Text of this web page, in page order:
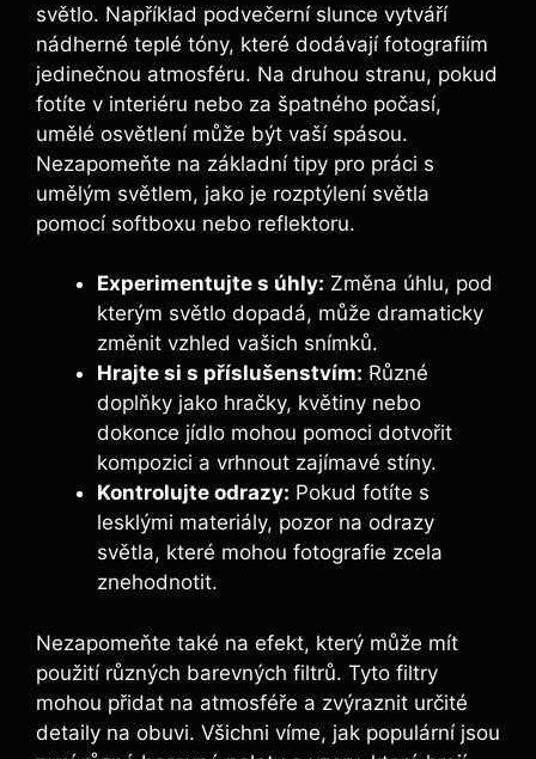
světlo. Například podvečerní slunce vytváří
nádherné teplé tóny, které dodávají fotografiím
jedinečnou atmosféru. Na druhou stranu, pokud
fotíte v interiéru nebo za špatného počasí,
umělé osvětlení může být vaší spásou.
Nezapomeňte na základní tipy pro práci s
umělým světlem, jako je rozptýlení světla
pomocí softboxu nebo reflektoru.
Experimentujte s úhly: Změna úhlu, pod
kterým světlo dopadá, může dramaticky
změnit vzhled vašich snímků.
Hrajte si s příslušenstvím: Různé
doplňky jako hračky, květiny nebo
dokonce jídlo mohou pomoci dotvořit
kompozici a vrhnout zajímavé stíny.
Kontrolujte odrazy: Pokud fotíte s
lesklými materiály, pozor na odrazy
světla, které mohou fotografie zcela
znehodnotit.
Nezapomeňte také na efekt, který může mít
použití různých barevných filtrů. Tyto filtry
mohou přidat na atmosféře a zvýraznit určité
detaily na obuvi. Všichni víme, jak populární jsou